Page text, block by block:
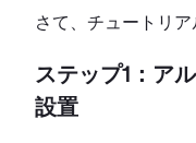
さて、チュートリア
ステップ1：ア
設置